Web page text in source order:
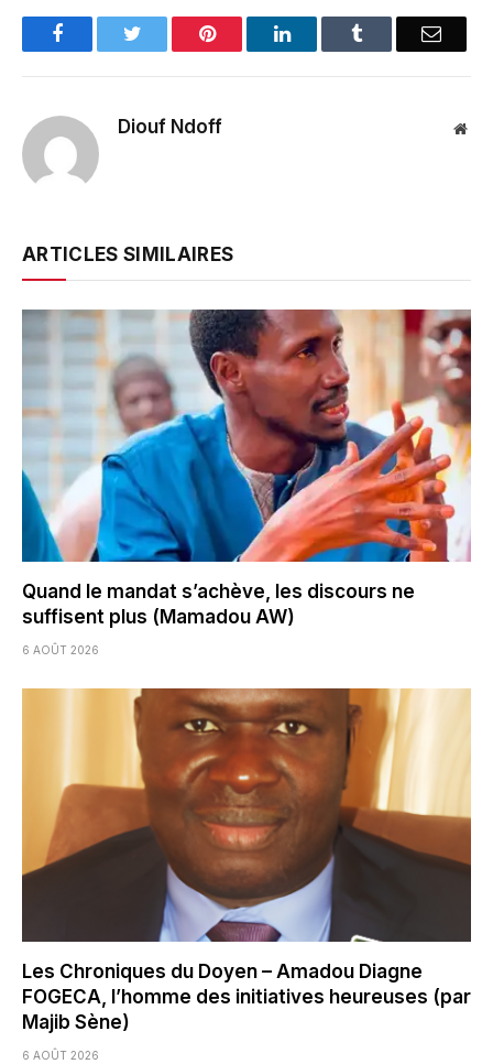
FacebookTwitter Pinterest LinkedInTumblr Email
Diouf Ndoff
ARTICLES SIMILAIRES
Quand le mandat s’achève, les discours ne
suffisent plus (Mamadou AW)
6 AOÛT 2026
Les Chroniques du Doyen – Amadou Diagne
FOGECA, l’homme des initiatives heureuses (par
Majib Sène)
6 AOÛT 2026